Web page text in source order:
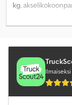
kg,
kokonaisleveys:2